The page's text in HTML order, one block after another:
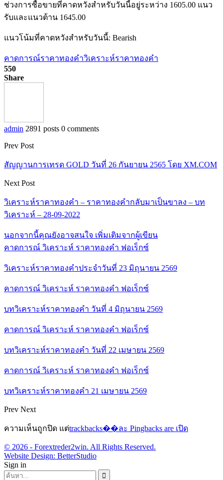
ช่วงการซื้อขายที่คาดหวังสำหรับวันนี้อยู่ระหว่าง 1605.00 แนว
รับและแนวต้าน 1645.00
แนวโน้มที่คาดหวังสำหรับวันนี้: Bearish
คาดการณ์ราคาทองคำวิเคราะห์ราคาทองคำ
550
Share
admin 2891 posts 0 comments
Prev Post
สัญญานการเทรด GOLD วันที่ 26 กันยายน 2565 โดย XM.COM
Next Post
วิเคราะห์ราคาทองคำ – ราคาทองคำกลับมาเป็นขาลง – บท
วิเคราะห์ – 28-09-2022
นอกจากนี้คุณยังอาจสนใจ เพิ่มเติมจากผู้เขียน
คาดการณ์ วิเคราะห์ ราคาทองคำ ฟอเร็กซ์
วิเคราะห์ราคาทองคำประจำวันที่ 23 มิถุนายน 2569
คาดการณ์ วิเคราะห์ ราคาทองคำ ฟอเร็กซ์
บทวิเคราะห์ราคาทองคำ วันที่ 4 มิถุนายน 2569
คาดการณ์ วิเคราะห์ ราคาทองคำ ฟอเร็กซ์
บทวิเคราะห์ราคาทองคำ วันที่ 22 เมษายน 2569
คาดการณ์ วิเคราะห์ ราคาทองคำ ฟอเร็กซ์
บทวิเคราะห์ราคาทองคำ 21 เมษายน 2569
Prev Next
ความเห็นถูกปิด แต่trackbacks��ละ Pingbacks are เปิด
© 2026 - Forextreder2win. All Rights Reserved.
Website Design: BetterStudio
Sign in